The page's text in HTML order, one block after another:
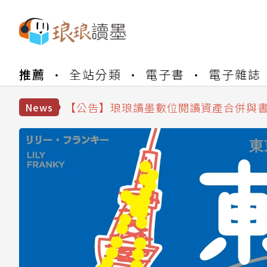
推薦 全站分類 電子書 電子雜誌
News
【公告】琅琅書店服務升級重要說明及
【公告】琅琅讀墨數位閱讀資產合併與
【公告】琅琅讀墨 3 分鐘完成書櫃開通
【公告】琅琅書店服務升級重要說明及
【公告】因 Readmoo 讀墨系統維護